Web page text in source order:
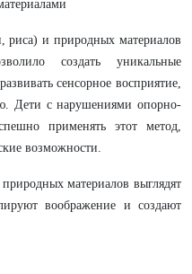
риса) и природных материалов
создать уникальные
сенсорное восприятие,
Дети с нарушениями опорно-
применять этот метод,
возможности.
материалов выглядят
воображение и создают